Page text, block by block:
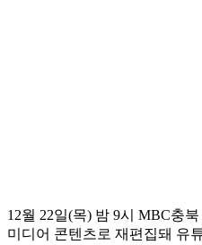
12월 22일(목) 밤 9시 MBC충
미디어 콘텐츠로 재편집돼 유